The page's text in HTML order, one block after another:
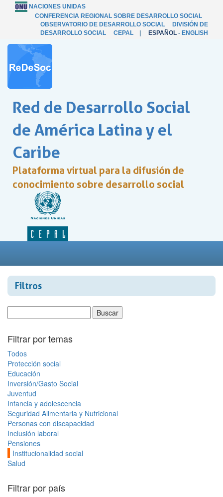
NACIONES UNIDAS
CONFERENCIA REGIONAL SOBRE DESARROLLO SOCIAL
OBSERVATORIO DE DESARROLLO SOCIAL
DIVISIÓN DE
DESARROLLO SOCIAL
CEPAL ESPAÑOL - ENGLISH
Red de Desarrollo Social
de América Latina y el
Caribe
Plataforma virtual para la difusión de
conocimiento sobre desarrollo social
Filtros
Filtrar por temas
Todos
Protección social
Educación
Inversión/Gasto Social
Juventud
Infancia y adolescencia
Seguridad Alimentaria y Nutricional
Personas con discapacidad
Inclusión laboral
Pensiones
Institucionalidad social
Salud
Filtrar por país